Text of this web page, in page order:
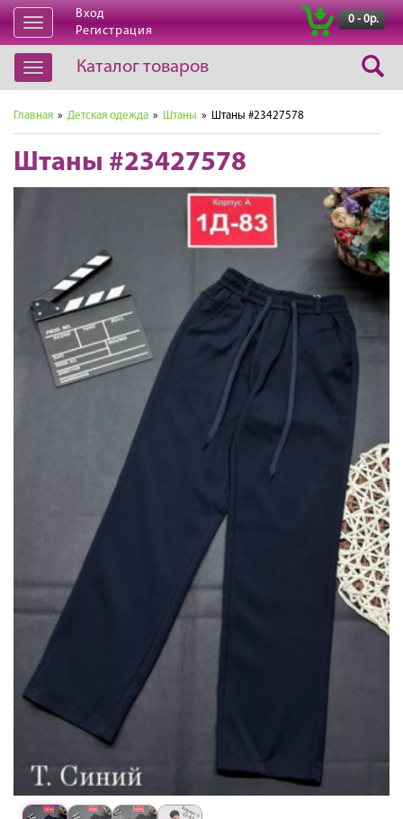
Открыть
навигацию
Вход
Регистрация
0 - 0р.
Открыть
навигацию
Каталог товаров
Главная » Детская одежда » Штаны » Штаны #23427578
Штаны #23427578